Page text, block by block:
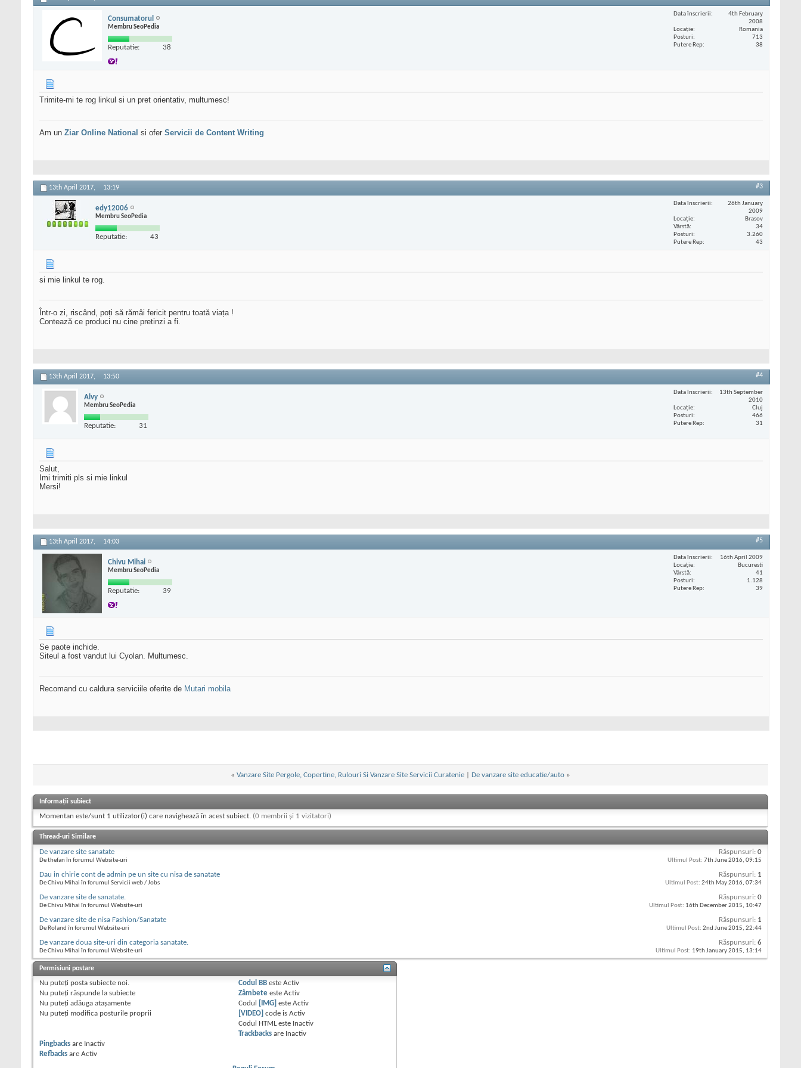
Consumatorul
Membru SeoPedia
Reputatie: 38
Data înscrierii
4th February
2008
Locaţie
Romania
Posturi
713
Putere Rep
38
Trimite-mi te rog linkul si un pret orientativ, multumesc!
Am un Ziar Online National si ofer Servicii de Content Writing
13th April 2017, 13:19 #3
edy12006
Membru SeoPedia
Reputatie: 43
Data înscrierii
26th January
2009
Locaţie
Brasov
Vârstă
34
Posturi
3.260
Putere Rep
43
si mie linkul te rog.
Într-o zi, riscând, poți să rămâi fericit pentru toată viața !
Contează ce produci nu cine pretinzi a fi.
13th April 2017, 13:50 #4
Alvy
Membru SeoPedia
Reputatie: 31
Data înscrierii
13th September
2010
Locaţie
Cluj
Posturi
466
Putere Rep
31
Salut,
Imi trimiti pls si mie linkul
Mersi!
13th April 2017, 14:03 #5
Chivu Mihai
Membru SeoPedia
Reputatie: 39
Data înscrierii
16th April 2009
Locaţie
Bucuresti
Vârstă
41
Posturi
1.128
Putere Rep
39
Se paote inchide.
Siteul a fost vandut lui Cyolan. Multumesc.
Recomand cu caldura serviciile oferite de Mutari mobila
« Vanzare Site Pergole, Copertine, Rulouri Si Vanzare Site Servicii Curatenie De vanzare site educatie/auto »
Informații subiect
Momentan este/sunt 1 utilizator(i) care navighează în acest subiect. (0 membrii și 1 vizitatori)
Thread-uri Similare
De vanzare site sanatate
De thefan în forumul Website-uri
Răspunsuri: 0
Ultimul Post: 7th June 2016, 09:15
Dau in chirie cont de admin pe un site cu nisa de sanatate
De Chivu Mihai în forumul Servicii web / Jobs
Răspunsuri: 1
Ultimul Post: 24th May 2016, 07:34
De vanzare site de sanatate.
De Chivu Mihai în forumul Website-uri
Răspunsuri: 0
Ultimul Post: 16th December 2015, 10:47
De vanzare site de nisa Fashion/Sanatate
De Roland în forumul Website-uri
Răspunsuri: 1
Ultimul Post: 2nd June 2015, 22:44
De vanzare doua site-uri din categoria sanatate.
De Chivu Mihai în forumul Website-uri
Răspunsuri: 6
Ultimul Post: 19th January 2015, 13:14
Permisiuni postare
Nu puteţi posta subiecte noi.
Nu puteţi răspunde la subiecte
Nu puteţi adăuga ataşamente
Nu puteţi modifica posturile proprii
Codul BB esteActiv
Zâmbete esteActiv
Codul
[IMG] esteActiv
[VIDEO] code isActiv
Codul HTML este Inactiv
Trackbacks are Inactiv
Pingbacks are Inactiv
Refbacks are Activ